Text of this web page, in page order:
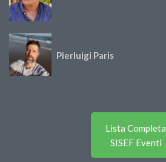
Pierluigi Paris
Lista Completa
SISEF Eventi